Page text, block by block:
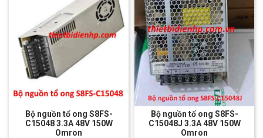
Bộ nguồn tổ ong S8FS-
C15048 3.3A 48V 150W
Omron
Bộ nguồn tổ ong S8FS-
C15048J 3.3A 48V 150W
Omron